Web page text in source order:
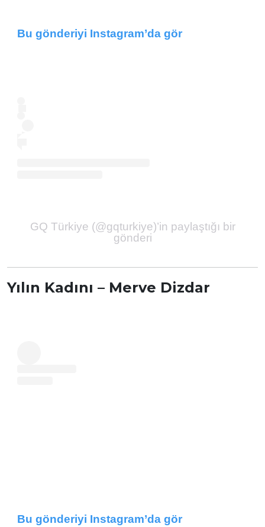
Bu gönderiyi Instagram’da gör
GQ Türkiye (@gqturkiye)’in paylaştığı bir
gönderi
Yılın Kadını – Merve Dizdar
Bu gönderiyi Instagram’da gör